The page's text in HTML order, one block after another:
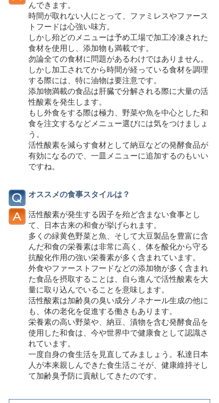
んできます。
時間が取れない人にとって、ファミレスやファース
トフードは心強い味方。
しかし殆どのメニューは予め工場で加工冷凍された
食材を使用し、添加物も満載です。
勿論全ての食材に問題があるわけではありません。
しかし加工されてから時間が経っている食材を調理
する際には、特に油物は要注意です。
添加物満載の食品は肝臓で分解される際に大量の活
性酸素を発生します。
もし外食をする際は極力、野菜や魚を中心とした和
食を注文するなどメニュー選びには気をつけましょ
う。
活性酸素を減らす食材として納豆などの発酵食品が
有効になるので、一皿メニューに追加するのもいい
ですね。
オススメの食事スタイルは？
活性酸素が発生する因子を殆ど含まない食事とし
て、日本古来の和食が挙げられます。
多くの緑黄色野菜と魚、そして大豆製品を豊富に含
んだ和食の栄養素は非常に高く、体を酸化から守る
抗酸化作用の強い栄養素が多く含まれています。
外食やファーストフードなどの添加物が多く含まれ
た食品を摂取することは、自ら進んで活性酸素を大
量に取り込んでいることを意味します。
活性酸素は加齢臭の臭い成分ノネナール生成の他に
も、体の老化を促進する働きもあります。
栄養素の高い野菜や、納豆、漬物を含む発酵食品を
使用した和食は、今や世界中で健康食として認識さ
れています。
一度自身の食生活を見直してみましょう。私達日本
人が本来親しんできた食生活こそが、健康維持そし
て加齢臭予防に貢献してきたのです。